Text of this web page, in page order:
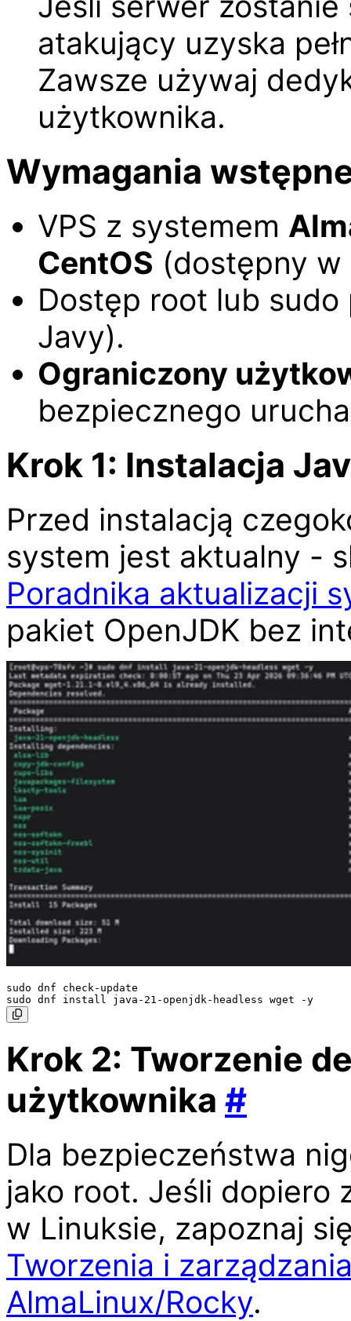
atakujący uzyska
Zawsze używaj
użytkownika.
Wymagania
VPS z systemem
CentOS (dostępny
Dostęp root lub
Javy).
Ograniczony
bezpiecznego
Krok 1: Instalacja
Przed instalacją
system jest aktualny -
Poradnika aktualizacji
pakiet OpenJDK bez
sudo dnf check-update
Krok 2: Tworzenie
użytkownika #
Dla bezpieczeństwa
jako root. Jeśli dopiero
w Linuksie, zapoznaj
Tworzenia i
AlmaLinux/Rocky.